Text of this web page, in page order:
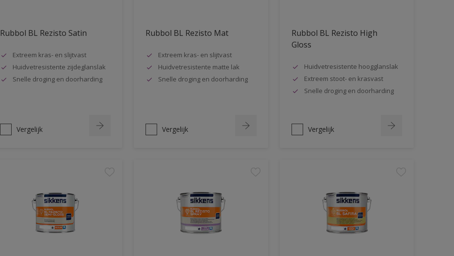
Rubbol BL Rezisto Satin
Extreem kras- en slijtvast
Huidvetresistente zijdeglanslak
Snelle droging en doorharding
Vergelijk
Rubbol BL Rezisto Mat
Extreem kras- en slijtvast
Huidvetresistente matte lak
Snelle droging en doorharding
Vergelijk
Rubbol BL Rezisto High
Gloss
Huidvetresistente hoogglanslak
Extreem stoot- en krasvast
Snelle droging en doorharding
Vergelijk